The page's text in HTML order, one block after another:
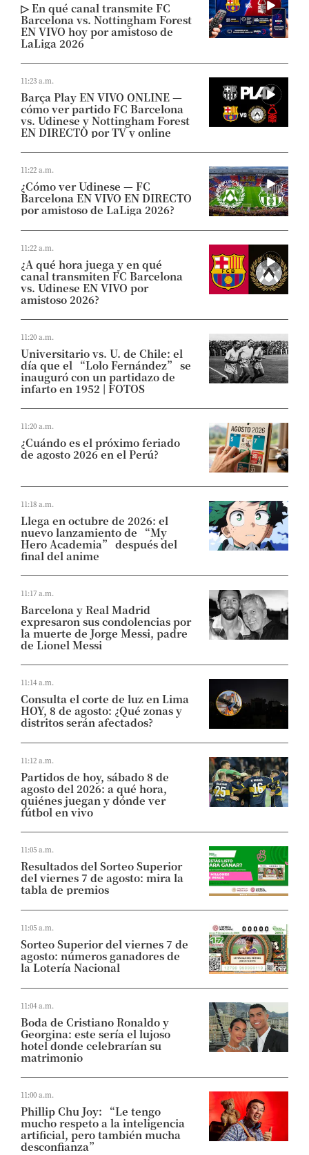
▷ En qué canal transmite FC
Barcelona vs. Nottingham Forest
EN VIVO hoy por amistoso de
LaLiga 2026
11:23 a.m.
Barça Play EN VIVO ONLINE —
cómo ver partido FC Barcelona
vs. Udinese y Nottingham Forest
EN DIRECTO por TV y online
11:22 a.m.
¿Cómo ver Udinese — FC
Barcelona EN VIVO EN DIRECTO
por amistoso de LaLiga 2026?
11:22 a.m.
¿A qué hora juega y en qué
canal transmiten FC Barcelona
vs. Udinese EN VIVO por
amistoso 2026?
11:20 a.m.
Universitario vs. U. de Chile: el
día que el “Lolo Fernández” se
inauguró con un partidazo de
infarto en 1952 | FOTOS
11:20 a.m.
¿Cuándo es el próximo feriado
de agosto 2026 en el Perú?
11:18 a.m.
Llega en octubre de 2026: el
nuevo lanzamiento de “My
Hero Academia” después del
final del anime
11:17 a.m.
Barcelona y Real Madrid
expresaron sus condolencias por
la muerte de Jorge Messi, padre
de Lionel Messi
11:14 a.m.
Consulta el corte de luz en Lima
HOY, 8 de agosto: ¿Qué zonas y
distritos serán afectados?
11:12 a.m.
Partidos de hoy, sábado 8 de
agosto del 2026: a qué hora,
quiénes juegan y dónde ver
fútbol en vivo
11:05 a.m.
Resultados del Sorteo Superior
del viernes 7 de agosto: mira la
tabla de premios
11:05 a.m.
Sorteo Superior del viernes 7 de
agosto: números ganadores de
la Lotería Nacional
11:04 a.m.
Boda de Cristiano Ronaldo y
Georgina: este sería el lujoso
hotel donde celebrarían su
matrimonio
11:00 a.m.
Phillip Chu Joy: “Le tengo
mucho respeto a la inteligencia
artificial, pero también mucha
desconfianza”